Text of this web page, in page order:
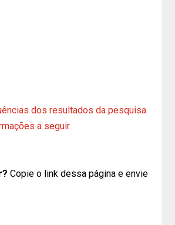
dos resultados da pesquisa
a seguir.
Copie o link dessa página e envie